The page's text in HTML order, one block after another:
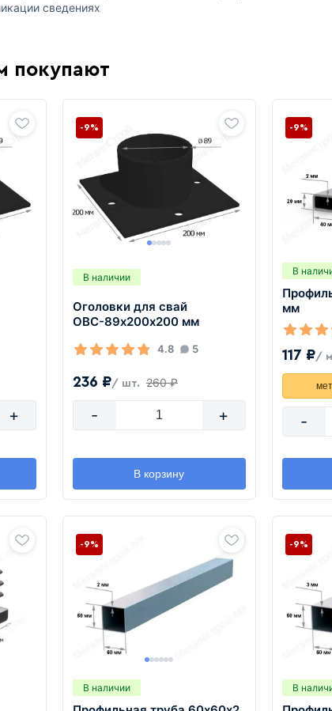
сведениях
покупают
+
В наличии
Оголовки для свай
ОВС-89х200х200 мм
4.8 5
236 ₽/ шт. 260 ₽
-9%
- +
В корзину
В
мм
117 ₽/
-9%
-
В наличии
-9%
В
-9%